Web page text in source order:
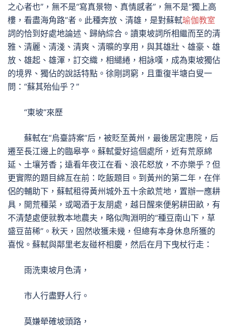
之心者也”，無不是“寫真景物、真情感者”，無不是“獨上高
樓，看盡海角路”者。此種奔放、清雄，是對蘇軾瑜伽教室
詞的恰到好處地論述、歸納綜合。讀東坡詞所相繼而至的清
雅、清麗、清淺、清爽、清曠的享用，與其雄壯、雄豪、雄
放、雄起、雄渾，訂交織，相繾綣，相詠嘆，成為東坡獨佔
的境界、獨佔的說話特點。徐剛詞窮，且重復半塘白叟一
問：“蘇其殆仙乎？”
“東坡”來歷
蘇軾在“烏臺詩案”后，被貶至黃州，最後居定惠院，后
遷至長江邊上的臨皋亭。蘇軾愛好這個處所，近有荒原綿
延、土壤芳香；遠看年夜江在看、浪花怒放，不亦樂乎？但
更實際的題目綿亙在前：吃飯題目。到黃州的第二年，在伴
侶的輔助下，蘇軾租得黃州城外五十余畝荒地，置辦一應耕
具，開荒種菜，或喝酒于友朋處，越日醒來便躬耕田畝，有
不清楚處便就教本地農夫，略似陶淵明的“種豆南山下，草
盛豆苗稀”。秋天，固然收獲未幾，但總有本身休息所獲的
喜悅。蘇軾與鄰里老友碰杯相慶，然后在月下曳杖行走：
雨洗東坡月色清，
市人行盡野人行。
莫嫌犖確坡頭路，